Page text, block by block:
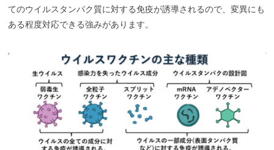
てのウイルスタンパク質に対する免疫が誘導されるので、変異にも
ある程度対応できる強みがあります。